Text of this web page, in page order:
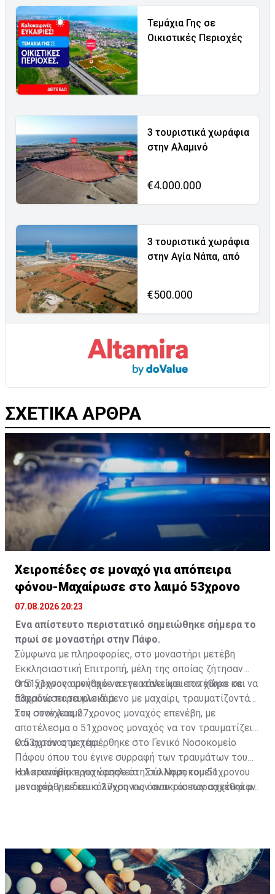
Τεμάχια Γης σε
Οικιστικές Περιοχές
3 τουριστικά χωράφια
στην Αλαμινό
€4.000.000
3 τουριστικά χωράφια
στην Αγία Νάπα, από
€500.000
ΣΧΕΤΙΚΑ ΑΡΘΡΑ
Χειροπέδες σε μοναχό για απόπειρα
φόνου-Μαχαίρωσε στο λαιμό 53χρονο
07.08.2026 20:23
Ένα απίστευτο περιστατικό σημειώθηκε σήμερα το
πρωί σε μοναστήρι στην Πάφο.
Σύμφωνα με πληροφορίες, στο μοναστήρι μετέβη
Εκκλησιαστική Επιτροπή, μέλη της οποίας ζήτησαν
από 51χρονο μοναχό να εγκαταλείψει τον χώρο και να
παραδώσει τα κλειδιά.
Ο 51χρονος αρνήθηκε να το κάνει και επιτέθηκε σε
53χρονο παρευρισκόμενο με μαχαίρι, τραυματίζοντάς
τον στον λαιμό.
Στη συνέχεια, 27χρονος μοναχός επενέβη, με
αποτέλεσμα ο 51χρονος μοναχός να τον τραυματίζει
και αυτόν στο χέρι.
Ο 53χρονος μεταφέρθηκε στο Γενικό Νοσοκομείο
Πάφου όπου του έγινε συρραφή των τραυμάτων του
και κρατήθηκε για νοσηλεία. Στο Νοσοκομείο
μεταφέρθηκε και ο 27χρονος όπου του παρασχέθηκαν
Η Αστυνομία προχώρησε στη σύλληψη του 51χρονου
μοναχού, για διευκόλυνση των ανακρίσεων σχετικά με